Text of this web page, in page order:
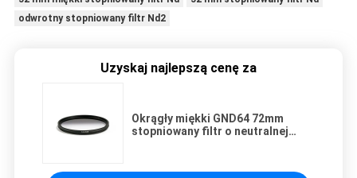
odwrotny stopniowany filtr Nd2
Uzyskaj najlepszą cenę za
Okrągły miękki GND64 72mm
stopniowany filtr o neutralnej